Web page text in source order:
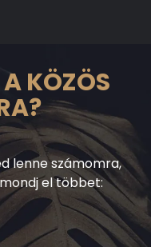
A KÖZÖS
lenne számomra,
el többet: